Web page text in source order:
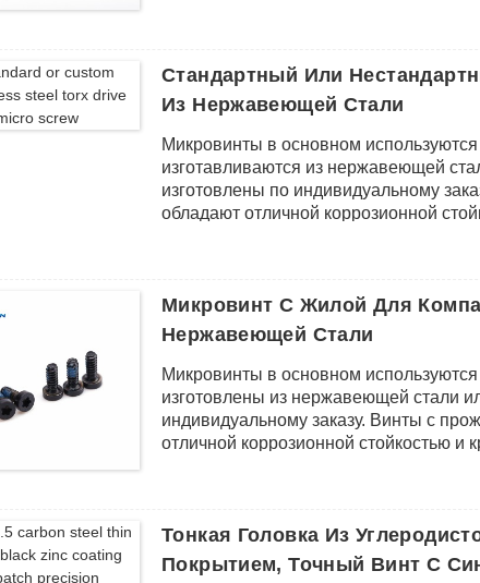
Стандартный Или
Из Нержавеющей Стали
Микровинты в основном
изготавливаются из нержавеющей
изготовлены по индивидуальному
обладают отличной коррозионной
Микровинт С Жилой Для
Нержавеющей Стали
Микровинты в основном
изготовлены из нержавеющей стали
индивидуальному заказу. Винты с
отличной коррозионной стойкостью
Тонкая Головка Из
Покрытием, Точный Винт С